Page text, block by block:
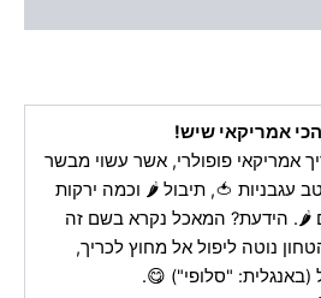
הכי אמריקאי שיש!
אמריקאי פופולרי, אשר עשוי מבשר
עגבניות 🍅, תיבול 🌶️ וכמה ירקות
🌶️. הידעת? המאכל נקרא בשם זה
נוטה ליפול אל מחוץ לכריך,
"סלופי") 😋.